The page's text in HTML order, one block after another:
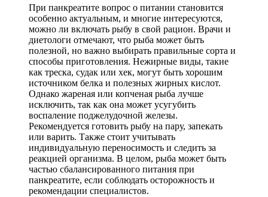
При панкреатите вопрос о питании становится
особенно актуальным, и многие интересуются,
можно ли включать рыбу в свой рацион. Врачи и
диетологи отмечают, что рыба может быть
полезной, но важно выбирать правильные сорта и
способы приготовления. Нежирные виды, такие
как треска, судак или хек, могут быть хорошим
источником белка и полезных жирных кислот.
Однако жареная или копченая рыба лучше
исключить, так как она может усугубить
воспаление поджелудочной железы.
Рекомендуется готовить рыбу на пару, запекать
или варить. Также стоит учитывать
индивидуальную переносимость и следить за
реакцией организма. В целом, рыба может быть
частью сбалансированного питания при
панкреатите, если соблюдать осторожность и
рекомендации специалистов.